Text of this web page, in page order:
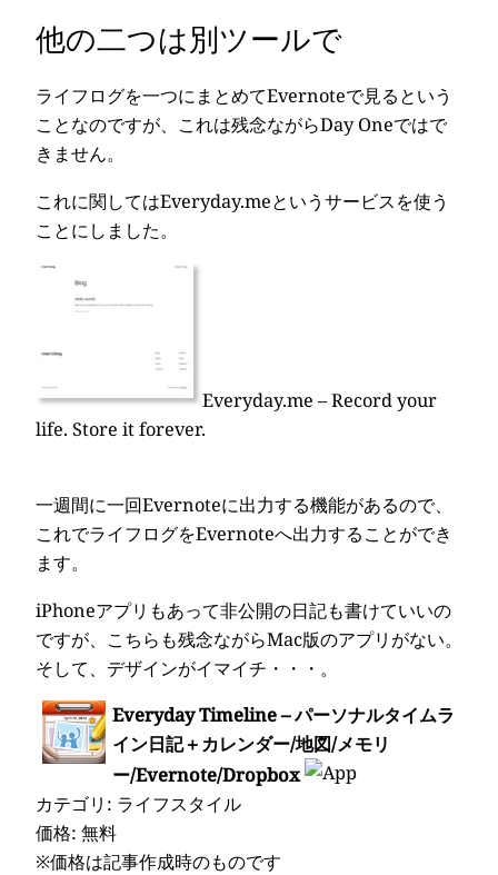
他の二つは別ツールで
ライフログを一つにまとめてEvernoteで見るという
ことなのですが、これは残念ながらDay Oneではで
きません。
これに関してはEveryday.meというサービスを使う
ことにしました。
Everyday.me – Record your
life. Store it forever.
一週間に一回Evernoteに出力する機能があるので、
これでライフログをEvernoteへ出力することができ
ます。
iPhoneアプリもあって非公開の日記も書けていいの
ですが、こちらも残念ながらMac版のアプリがない。
そして、デザインがイマイチ・・・。
Everyday Timeline – パーソナルタイムラ
イン日記＋カレンダー/地図/メモリ
ー/Evernote/Dropbox
カテゴリ: ライフスタイル
価格: 無料
※価格は記事作成時のものです